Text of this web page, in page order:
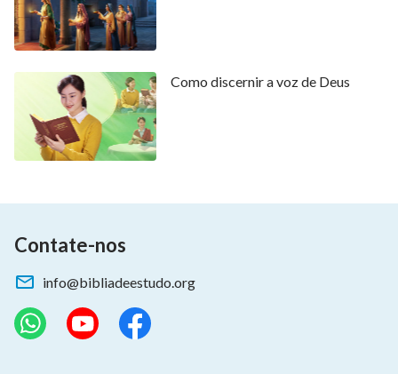
Como discernir a voz de Deus
Contate-nos
info@bibliadeestudo.org